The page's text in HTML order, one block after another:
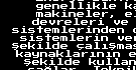
genellikle
makineler,
devreleri ve
sistemlerinden
sistemlerin
şekilde
şekilde